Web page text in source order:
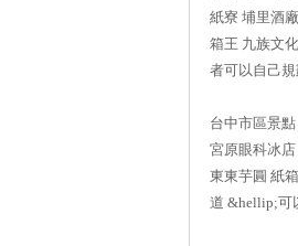
紙寮 埔里酒
箱王 九族文
者可以自己
台中市區景點
宮原眼科冰
東東芋圓 紙
道 &hellip;可